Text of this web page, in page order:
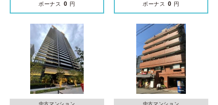
ボーナス
0 円
ボーナス
0 円
中古マンション 中古マンション